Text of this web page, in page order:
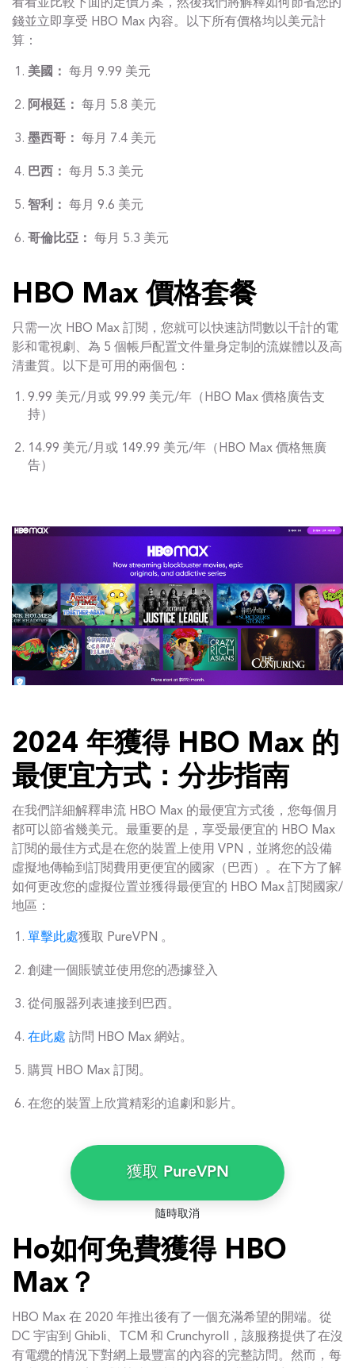
看看並比較下面的定價方案，然後我們將解釋如何節省您的
錢並立即享受 HBO Max 內容。以下所有價格均以美元計
算：
美國： 每月 9.99 美元
阿根廷： 每月 5.8 美元
墨西哥： 每月 7.4 美元
巴西： 每月 5.3 美元
智利： 每月 9.6 美元
哥倫比亞： 每月 5.3 美元
HBO Max 價格套餐
只需一次 HBO Max 訂閱，您就可以快速訪問數以千計的電
影和電視劇、為 5 個帳戶配置文件量身定制的流媒體以及高
清畫質。以下是可用的兩個包：
9.99 美元/月或 99.99 美元/年（HBO Max 價格廣告支
持）
14.99 美元/月或 149.99 美元/年（HBO Max 價格無廣
告）
2024 年獲得 HBO Max 的
最便宜方式：分步指南
在我們詳細解釋串流 HBO Max 的最便宜方式後，您每個月
都可以節省幾美元。最重要的是，享受最便宜的 HBO Max
訂閱的最佳方式是在您的裝置上使用 VPN，並將您的設備
虛擬地傳輸到訂閱費用更便宜的國家（巴西）。在下方了解
如何更改您的虛擬位置並獲得最便宜的 HBO Max 訂閱國家/
地區：
單擊此處獲取 PureVPN 。
創建一個賬號並使用您的憑據登入
從伺服器列表連接到巴西。
在此處 訪問 HBO Max 網站。
購買 HBO Max 訂閱。
在您的裝置上欣賞精彩的追劇和影片。
獲取 PureVPN
隨時取消
Ho如何免費獲得 HBO
Max？
HBO Max 在 2020 年推出後有了一個充滿希望的開端。從
DC 宇宙到 Ghibli、TCM 和 Crunchyroll，該服務提供了在沒
有電纜的情況下對網上最豐富的內容的完整訪問。然而，每